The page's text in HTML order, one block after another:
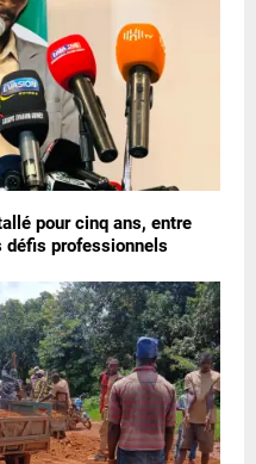
pour cinq ans, entre
défis professionnels